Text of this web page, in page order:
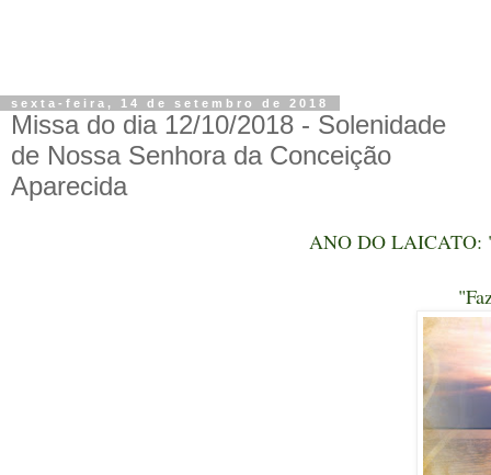
sexta-feira, 14 de setembro de 2018
Missa do dia 12/10/2018 - Solenidade
de Nossa Senhora da Conceição
Aparecida
ANO DO LAICATO: